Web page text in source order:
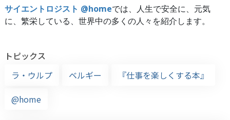
サイエントロジスト @homeでは、人生で安全に、元気
に、繁栄している、世界中の多くの人々を紹介します。
トピックス
ラ・ウルプ
ベルギー
『仕事を楽しくする本』
@home